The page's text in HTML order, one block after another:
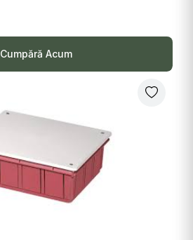
Cumpără Acum